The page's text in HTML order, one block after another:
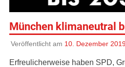
München klimaneutral
Veröffentlicht am 10. Dezember
Erfreulicherweise haben SPD,